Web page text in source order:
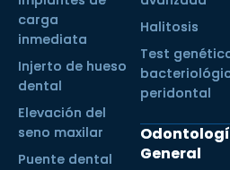
carga
inmediata
Injerto de hueso
dental
Elevación del
seno maxilar
Puente dental
Halitosis
Test
peridontal
General